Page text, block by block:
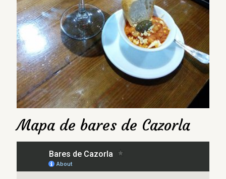
Mapa de bares de Cazorla